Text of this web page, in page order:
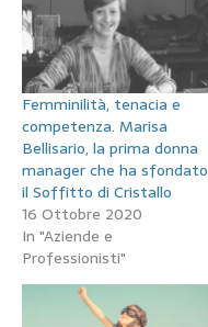
Femminilità, tenacia e
competenza. Marisa
Bellisario, la prima donna
manager che ha sfondato
il Soffitto di Cristallo
16 Ottobre 2020
In "Aziende e
Professionisti"